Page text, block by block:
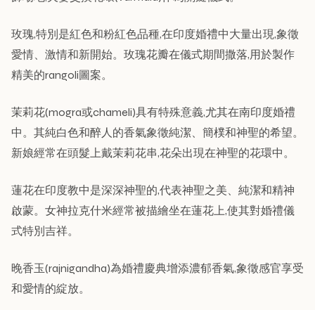
玫瑰,特別是紅色和粉紅色品種,在印度婚禮中大量出現,象徵
愛情、激情和新開始。玫瑰花瓣在儀式期間撒落,用於製作
精美的rangoli圖案。
茉莉花(mogra或chameli)具有特殊意義,尤其在南印度婚禮
中。其純白色和醉人的香氣象徵純潔、簡樸和神聖的希望。
新娘經常在頭髮上戴茉莉花串,花朵出現在神聖的花環中。
蓮花在印度教中是深深神聖的,代表神聖之美、純潔和精神
啟蒙。女神拉克什米經常被描繪坐在蓮花上,使其對婚禮儀
式特別吉祥。
晚香玉(rajnigandha)為婚禮慶典增添濃郁香氣,象徵感官享受
和愛情的綻放。